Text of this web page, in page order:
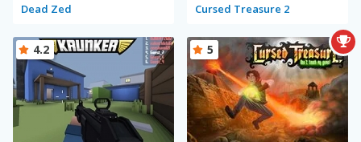
Dead Zed Cursed Treasure 2
4.2 5